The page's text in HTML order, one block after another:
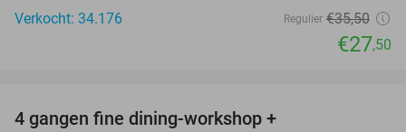
Verkocht: 34.176
Regulier €35,50
€27,50
4 gangen fine dining-workshop +